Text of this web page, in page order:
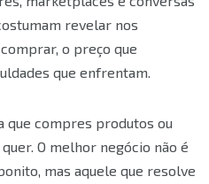
revelar nos
o preço que
que enfrentam.
que compres produtos ou
O melhor negócio não é
mas aquele que resolve